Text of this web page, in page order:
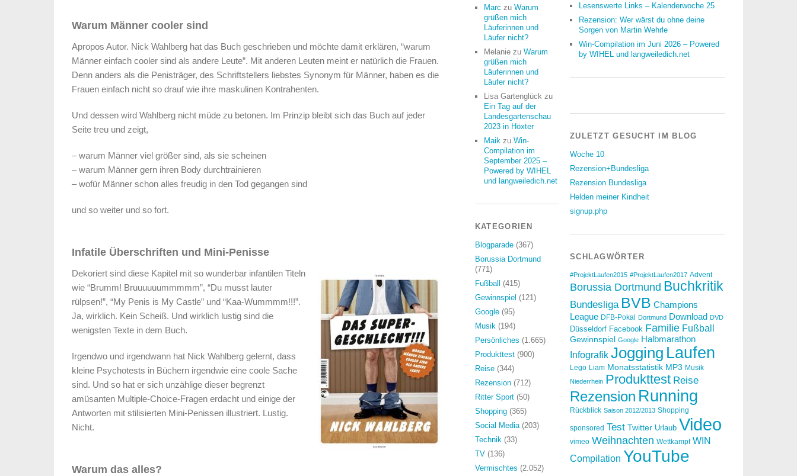
Warum Männer cooler sind
Apropos Autor. Nick Wahlberg hat das Buch geschrieben und möchte damit erklären, “warum
Männer einfach cooler sind als andere Leute”. Mit anderen Leuten meint er natürlich die Frauen.
Denn anders als die Penisträger, des Schriftstellers liebstes Synonym für Männer, haben es die
Frauen einfach nicht so drauf wie ihre maskulinen Kontrahenten.
Und dessen wird Wahlberg nicht müde zu betonen. Im Prinzip bleibt sich das Buch auf jeder
Seite treu und zeigt,
– warum Männer viel größer sind, als sie scheinen
– warum Männer gern ihren Body durchtrainieren
– wofür Männer schon alles freudig in den Tod gegangen sind
und so weiter und so fort.
Infatile Überschriften und Mini-Penisse
Dekoriert sind diese Kapitel mit so wunderbar infantilen Titeln
wie “Brumm! Bruuuuuummmmm”, “Du musst lauter
rülpsen!”, “My Penis is My Castle” und “Kaa-Wummmm!!!”.
Ja, wirklich. Kein Scheiß. Und wirklich lustig sind die
wenigsten Texte in dem Buch.
Irgendwo und irgendwann hat Nick Wahlberg gelernt, dass
kleine Psychotests in Büchern irgendwie eine coole Sache
sind. Und so hat er sich unzählige dieser begrenzt
amüsanten Multiple-Choice-Fragen erdacht und einige der
Antworten mit stilisierten Mini-Penissen illustriert. Lustig.
Nicht.
Warum das alles?
Marc zu Warum
grüßen mich
Läuferinnen und
Läufer nicht?
Melaniezu Warum
grüßen mich
Läuferinnen und
Läufer nicht?
Lisa Gartenglück zu
Ein Tag auf der
Landesgartenschau
2023 in Höxter
Maik zu Win-
Compilation im
September 2025 –
Powered by WIHEL
und langweiledich.net
KATEGORIEN
Blogparade(367)
Borussia Dortmund
(771)
Fußball
(415)
Gewinnspiel (121)
Google(95)
Musik (194)
Persönliches (1.665)
Produkttest(900)
Reise(344)
Rezension(712)
Ritter Sport(50)
Shopping(365)
Social Media(203)
Technik (33)
TV(136)
Vermischtes (2.052)
Lesenswerte Links – Kalenderwoche 25
Rezension: Wer wärst du ohne deine
Sorgen von Martin Wehrle
Win-Compilation im Juni 2026 – Powered
by WIHEL und langweiledich.net
ZULETZT GESUCHT IM BLOG
Woche 10
Rezension+Bundesliga
Rezension Bundesliga
Helden meiner Kindheit
signup.php
SCHLAGWÖRTER
#ProjektLaufen2015 #ProjektLaufen2017 Advent
Borussia Dortmund Buchkritik
Bundesliga BVB Champions
League DFB-Pokal Dortmund Download DVD
Düsseldorf Facebook Familie Fußball
Gewinnspiel Google Halbmarathon
Infografik Jogging Laufen
Lego Liam Monatsstatistik MP3 Musik
Niederrhein Produkttest Reise
Rezension Running
Rückblick Saison 2012/2013 Shopping
sponsored Test Twitter Urlaub Video
vimeo Weihnachten Wettkampf WIN
Compilation YouTube